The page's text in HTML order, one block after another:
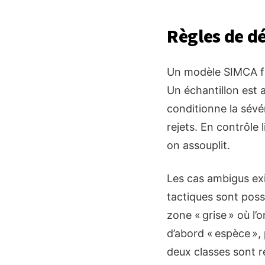
Règles de
Un modèle SIMCA
Un échantillon est
conditionne la
rejets. En contrôle
on assouplit.
Les cas ambigus
tactiques sont
zone « grise » où
d’abord « espèce
deux classes sont